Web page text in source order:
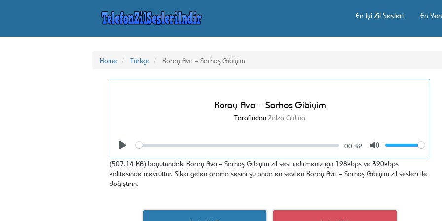
En İyi Zil Sesleri En
Home Türkçe Koray Avcı – Sarhoş Gibiyim
Koray Avcı – Sarhoş Gibiyim
Tarafından Zalza Cildina
Seek
00:32
Volume
(507.14 KB) boyutundaki Koray Avcı – Sarhoş Gibiyim zil sesi indirmeniz için 128kbps ve 320kbps
kalitesinde mevcuttur. Sıkıcı gelen arama sesini şu anda en sevilen Koray Avcı – Sarhoş Gibiyim zil sesleri ile
değiştirin.